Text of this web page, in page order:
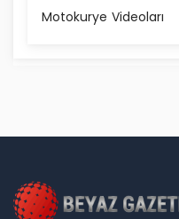
Motokurye Videoları